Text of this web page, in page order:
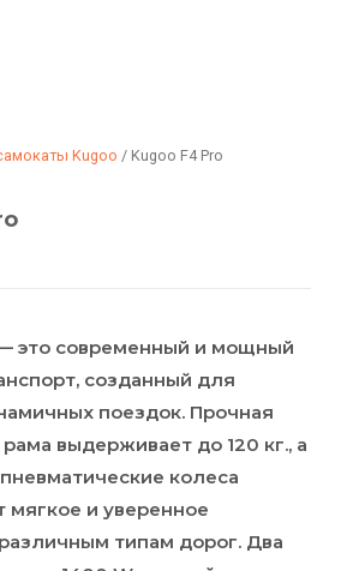
Kugoo / Kugoo F4 Pro
это современный и мощный
созданный для
поездок. Прочная
выдерживает до 120 кг., а
колеса
мягкое и уверенное
типам дорог. Два